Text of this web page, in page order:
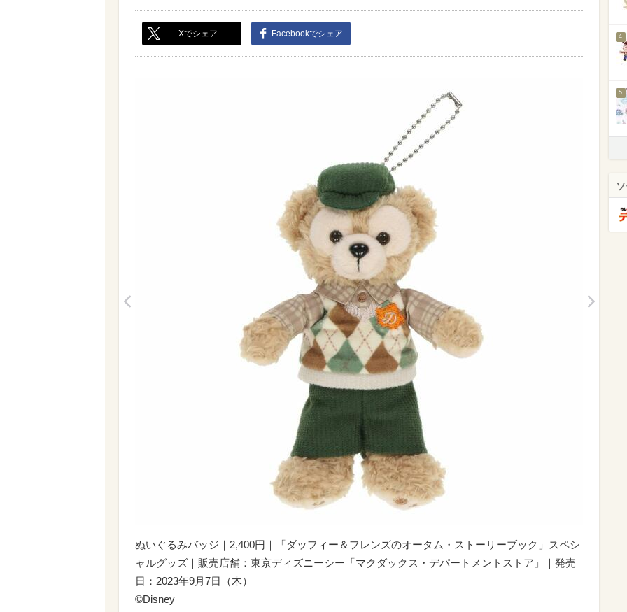
Xでシェア Facebookでシェア
ぬいぐるみバッジ｜2,400円｜「ダッフィー＆フレンズのオータム・ストーリーブック」スペシ
ャルグッズ｜販売店舗：東京ディズニーシー「マクダックス・デパートメントストア」｜発売
日：2023年9月7日（木）
©︎Disney
4
5